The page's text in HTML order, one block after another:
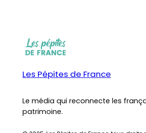
Les Pépites de France
Le média qui reconnecte les
patrimoine.